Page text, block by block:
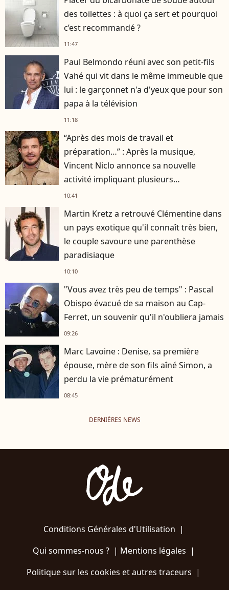
des toilettes : à quoi ça sert et pourquoi
c’est recommandé ?
11:47
Paul Belmondo réuni avec son petit-fils
Vahé qui vit dans le même immeuble que
lui : le garçonnet n'a d'yeux que pour son
papa à la télévision
11:18
“Après des mois de travail et
préparation…” : Après la musique,
Vincent Niclo annonce sa nouvelle
activité impliquant plusieurs
personnalités
10:41
Martin Kretz a retrouvé Clémentine dans
un pays exotique qu'il connaît très bien,
le couple savoure une parenthèse
paradisiaque
10:10
"Vous avez très peu de temps" : Pascal
Obispo évacué de sa maison au Cap-
Ferret, un souvenir qu'il n'oubliera jamais
09:26
Marc Lavoine : Denise, sa première
épouse, mère de son fils aîné Simon, a
perdu la vie prématurément
08:45
DERNIÈRES NEWS
Conditions Générales d'Utilisation |
Qui sommes-nous ?| Mentions légales |
Politique sur les cookies et autres traceurs |